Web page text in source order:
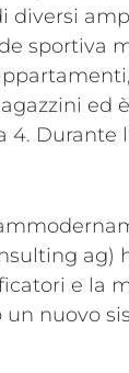
diversi
sportiva
ed
4.
di
la
HL,
ag)
e la
un nuovo